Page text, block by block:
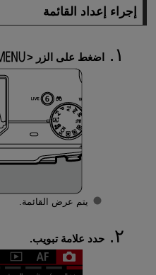
إجراء إعداد القائمة
اضغط على الزر
يتم عرض القائمة.
حدد علامة تبويب.